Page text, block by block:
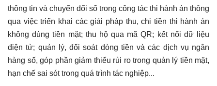
thông tin và chuyển đổi số trong công tác thi hành án thông
qua việc triển khai các giải pháp thu, chi tiền thi hành án
không dùng tiền mặt; thu hộ qua mã QR; kết nối dữ liệu
điện tử; quản lý, đối soát dòng tiền và các dịch vụ ngân
hàng số, góp phần giảm thiểu rủi ro trong quản lý tiền mặt,
hạn chế sai sót trong quá trình tác nghiệp...